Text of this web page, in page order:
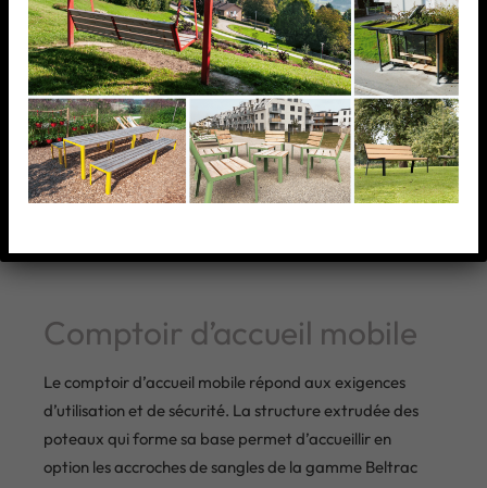
Comptoir d’accueil mobile
Le comptoir d’accueil mobile répond aux exigences
d’utilisation et de sécurité. La structure extrudée des
poteaux qui forme sa base permet d’accueillir en
option les accroches de sangles de la gamme Beltrac